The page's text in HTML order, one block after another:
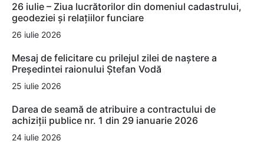
26 iulie – Ziua lucrătorilor din domeniul cadastrului,
geodeziei și relațiilor funciare
26 iulie 2026
Mesaj de felicitare cu prilejul zilei de naștere a
Președintei raionului Ștefan Vodă
25 iulie 2026
Darea de seamă de atribuire a contractului de
achiziții publice nr. 1 din 29 ianuarie 2026
24 iulie 2026